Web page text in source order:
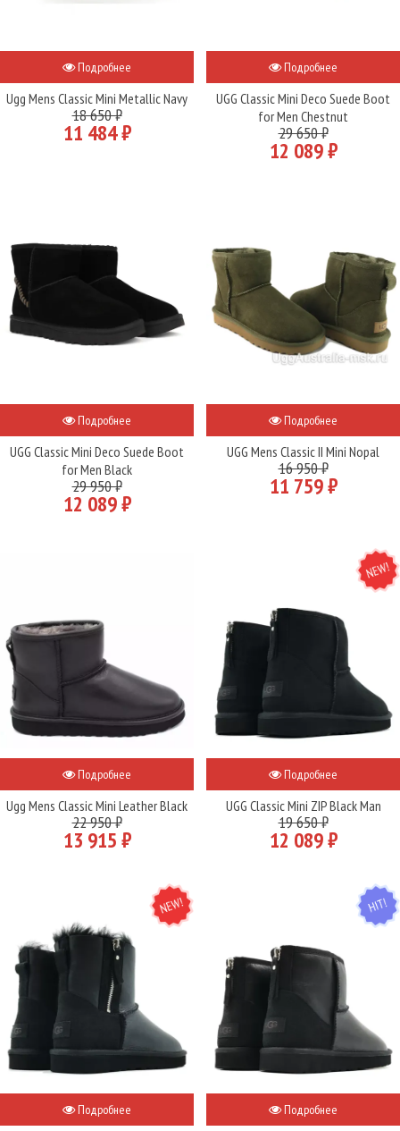
Подробнее
Ugg Mens Classic Mini Metallic Navy
18 650 ₽
11 484 ₽
Подробнее
UGG Classic Mini Deco Suede Boot
for Men Chestnut
29 650 ₽
12 089 ₽
Подробнее
UGG Classic Mini Deco Suede Boot
for Men Black
29 950 ₽
12 089 ₽
Подробнее
UGG Mens Classic II Mini Nopal
16 950 ₽
11 759 ₽
Подробнее
Ugg Mens Classic Mini Leather Black
22 950 ₽
13 915 ₽
NEW
Подробнее
UGG Classic Mini ZIP Black Man
19 650 ₽
12 089 ₽
NEW
Подробнее
HIT
Подробнее